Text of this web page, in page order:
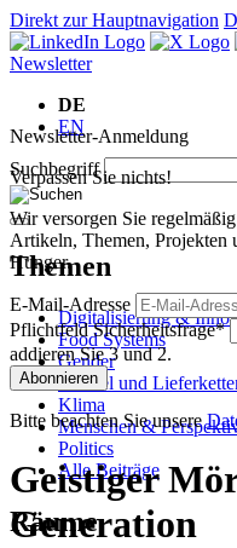
Direkt zur Hauptnavigation
Newsletter
DE
EN
Suchbegriff
Themen
Digitalisierung &
Food Systems
Gender
Handel und
Klima
Menschen &
Politics
Alle Beiträge
Räume
Newsletter-Anmeldung
Verpassen Sie nichts!
Wir versorgen Sie
Artikeln, Themen,
Hunger.
E-Mail-Adresse
PflichtfeldSicherheitsfrage*
addieren Sie 3 und 2.
Abonnieren
Bitte beachten Sie unsere
Geistiger
Generation